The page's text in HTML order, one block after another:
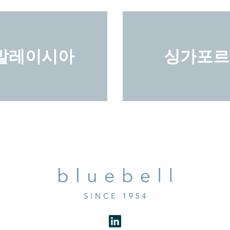
레이시아 싱가포르